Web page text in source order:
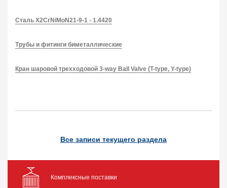
Сталь X2CrNiMoN21-9-1 - 1.4420
Трубы и фитинги биметаллические
Кран шаровой трехходовой 3-way Ball Valve (T-type, Y-type)
Все записи текущего раздела
Комплексные поставки